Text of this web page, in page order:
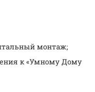
монтаж;
к «Умному Дому